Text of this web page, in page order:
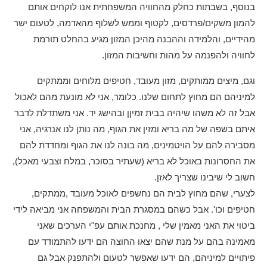
בנוסף, בשבתות כחלק מהחוויה המשפחתית אנו לוקחים אותם
להמון משקים/פרדסים, לקטוף וממש לשלוף מהאדמה, לטעום ישר
מהידיים, והלמידה וההבנה מהיכן המזון מגיע בהחלט תורמת
לחוויה ולהפנמה על מהות וחשיבות המזון.
וגם, מיצים ממותקים, מזון מעובד, חטיפים מלוחים וממתקים
למיניהם הם מחוץ לתחום שלנו. כלומר, אני לא מונעת מהם לאכול
אבל זה לא משהו שיהיה בבית זמיןן ובהישג יד. אני משתדלת לדבר
איתם בשפה של מה בריא ומזין את הגוף, מה נותן לנו אנרגיה, אני
מסבירה להם על הויטמינים, מה בונה לנו את הגוף ומחדדת להם
את החסרונות באוכל לא בריא (שעתיר בסוכר, במלח וצבעי מאכל),
חשוב לי שיבינו שצריך לאזן.
לצערי, שהם מחוץ לבית הם נחשפים לאוכל מעובד ,ממתקים,
חטיפים וכו'. אבל כשהם במסגרת הבית והמשפחה אני מביאה לידי
ביטוי את האני מאמין שלי , מחנכת אותם עפ"י הערכים שאני
מאמינה בהם על מנת שהם יצאו החוצה הם ידעו להתמודד עם
פיתויים למיניהם, הם ידעו שאפשר לטעום ולהתפנק אבל גם